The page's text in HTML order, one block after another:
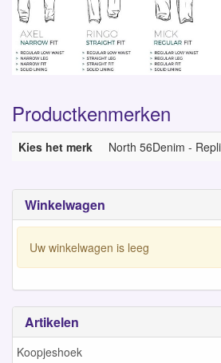
Winkelwagen
Uw winkelwagen is leeg
Artikelen
Koopjeshoek
Productkenmerken
Kies het merk North 56Denim -